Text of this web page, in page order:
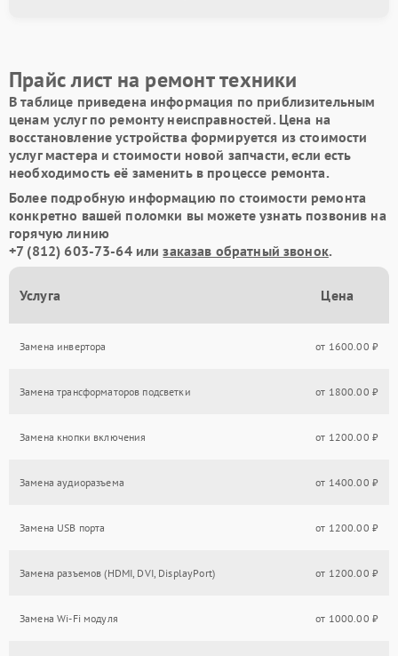
Прайс лист на ремонт техники
В таблице приведена информация по приблизительным
ценам услуг по ремонту неисправностей. Цена на
восстановление устройства формируется из стоимости
услуг мастера и стоимости новой запчасти, если есть
необходимость её заменить в процессе ремонта.
Более подробную информацию по стоимости ремонта
конкретно вашей поломки вы можете узнать позвонив на
горячую линию
+7 (812) 603-73-64илизаказав обратный звонок.
Услуга Цена
Замена инвертора от 1600.00 ₽
Замена трансформаторов подсветки от 1800.00 ₽
Замена кнопки включения от 1200.00 ₽
Замена аудиоразъема от 1400.00 ₽
Замена USB порта от 1200.00 ₽
Замена разъемов (HDMI, DVI, DisplayPort) от 1200.00 ₽
Замена Wi-Fi модуля от 1000.00 ₽